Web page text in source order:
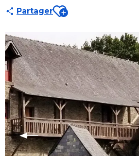
PartagerAjouter aux favoris